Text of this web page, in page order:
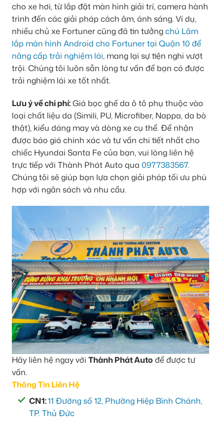
cho xe hơi, từ lắp đặt màn hình giải trí, camera hành
trình đến các giải pháp cách âm, ánh sáng. Ví dụ,
nhiều chủ xe Fortuner cũng đã tin tưởngchú Lâm
lắp màn hình Android cho Fortuner tại Quận 10 để
nâng cấp trải nghiệm lái, mang lại sự tiện nghi vượt
trội. Chúng tôi luôn sẵn lòng tư vấn để bạn có được
trải nghiệm lái xe tốt nhất.
Lưu ý về chi phí:Giá bọc ghế da ô tô phụ thuộc vào
loại chất liệu da (Simili, PU, Microfiber, Nappa, da bò
thật), kiểu dáng may và dòng xe cụ thể. Để nhận
được báo giá chính xác và tư vấn chi tiết nhất cho
chiếc Hyundai Santa Fe của bạn, vui lòng liên hệ
trực tiếp với Thành Phát Auto qua 0977383567.
Chúng tôi sẽ giúp bạn lựa chọn giải pháp tối ưu phù
hợp với ngân sách và nhu cầu.
Hãy liên hệ ngay với Thành Phát Auto để được tư
vấn.
Thông Tin Liên Hệ
CN1:11 Đường số 12, Phường Hiệp Bình Chánh,
TP. Thủ Đức